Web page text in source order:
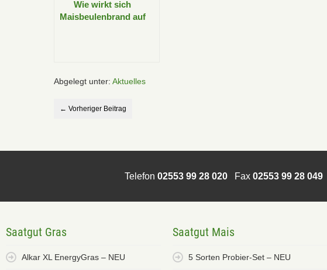
Wie wirkt sich
Maisbeulenbrand auf
Abgelegt unter: Aktuelles
← Vorheriger Beitrag
Telefon 02553 99 28 020 Fax 02553 99 28 049
Saatgut Gras
Alkar XL EnergyGras – NEU
Saatgut Mais
5 Sorten Probier-Set – NEU